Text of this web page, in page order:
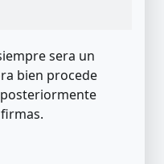
sera un
bien procede